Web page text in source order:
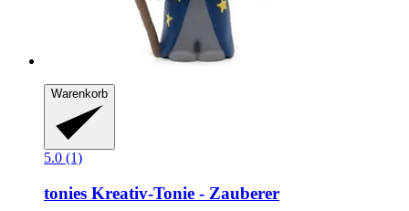
Warenkorb
5.0 (1)
tonies Kreativ-​Tonie -​ Zauberer